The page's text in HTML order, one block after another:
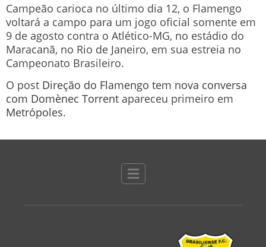
Campeão carioca no último dia 12, o Flamengo
voltará a campo para um jogo oficial somente em
9 de agosto contra o Atlético-MG, no estádio do
Maracanã, no Rio de Janeiro, em sua estreia no
Campeonato Brasileiro.
O post Direção do Flamengo tem nova conversa
com Domènec Torrent apareceu primeiro em
Metrópoles.